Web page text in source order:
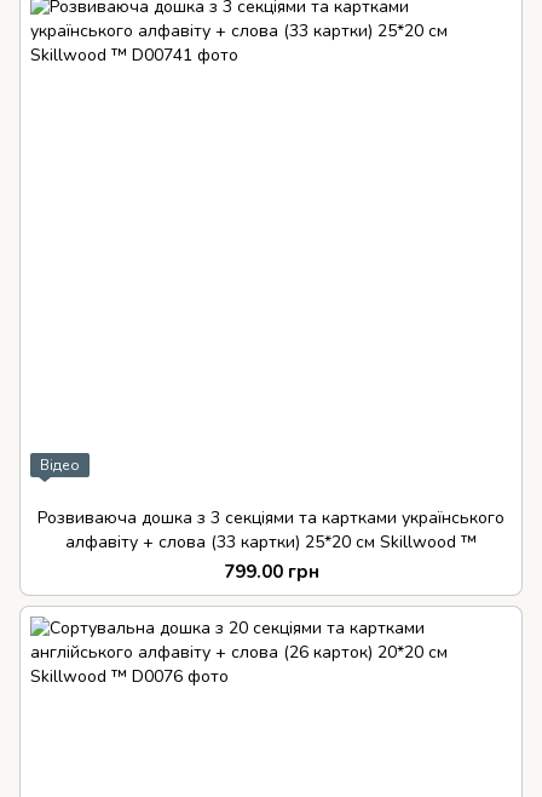
Відео
Розвиваюча дошка з 3 секціями та картками українського
алфавіту + слова (33 картки) 25*20 см Skillwood ™
799.00 грн